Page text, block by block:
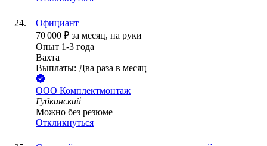
Официант
70 000 ₽ за месяц, на руки
Опыт 1-3 года
Вахта
Выплаты: Два раза в месяц
ООО Комплектмонтаж
Губкинский
Можно без резюме
Откликнуться